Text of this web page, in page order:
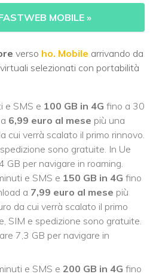
MOBILE»
verso ho. Mobile arrivando da
selezionati con portabilità
e SMS e 100 GB in 4G fino a 30
6,99 euro al mese più una
cui verrà scalato il primo rinnovo.
sono gratuite. In Ue
GB per navigare in roaming.
e SMS e 150 GB in 4G fino
a 7,99 euro al mese più
da cui verrà scalato il primo
SIM e spedizione sono gratuite.
7,3 GB per navigare in
e SMS e 200 GB in 4G fino